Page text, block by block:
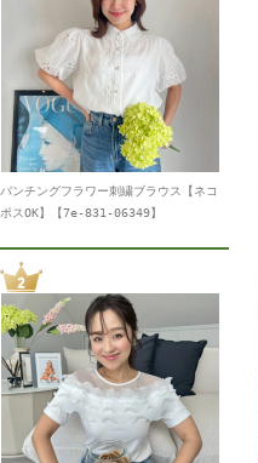
パンチングフラワー刺繍ブラウス【ネコ
ポスOK】【7e-831-06349】